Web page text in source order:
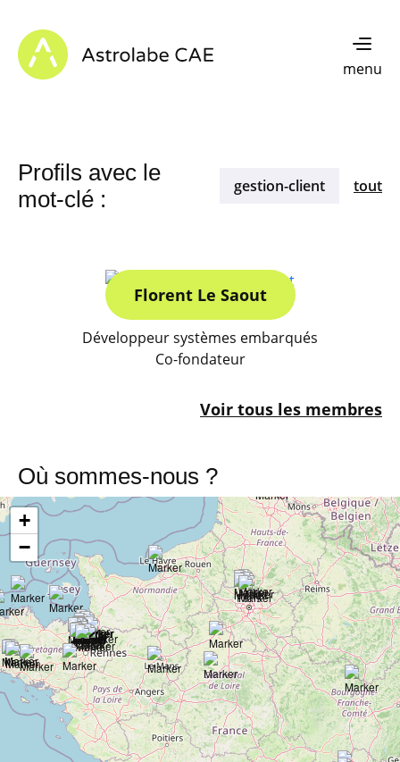
Astrolabe CAE - Home
menu
Profils avec le
mot-clé :
gestion-client tout
Florent Le Saout
Développeur systèmes embarqués
Co-fondateur
Voir tous les membres
Où sommes-nous ?
+
−